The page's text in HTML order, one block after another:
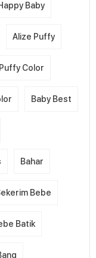
Baby
Alize Puffy
Color
Baby Best
Bahar
Bebe
Batik